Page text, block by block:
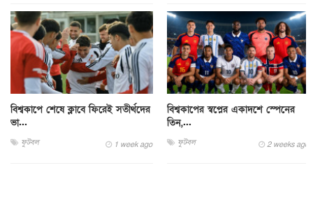
বিশ্বকাপে শেষে ক্লাবে ফিরেই সতীর্থদের
ভা...
ফুটবল 1 week ago
বিশ্বকাপের স্বপ্নের একাদশে স্পেনের
তিন,...
ফুটবল 2 weeks ago